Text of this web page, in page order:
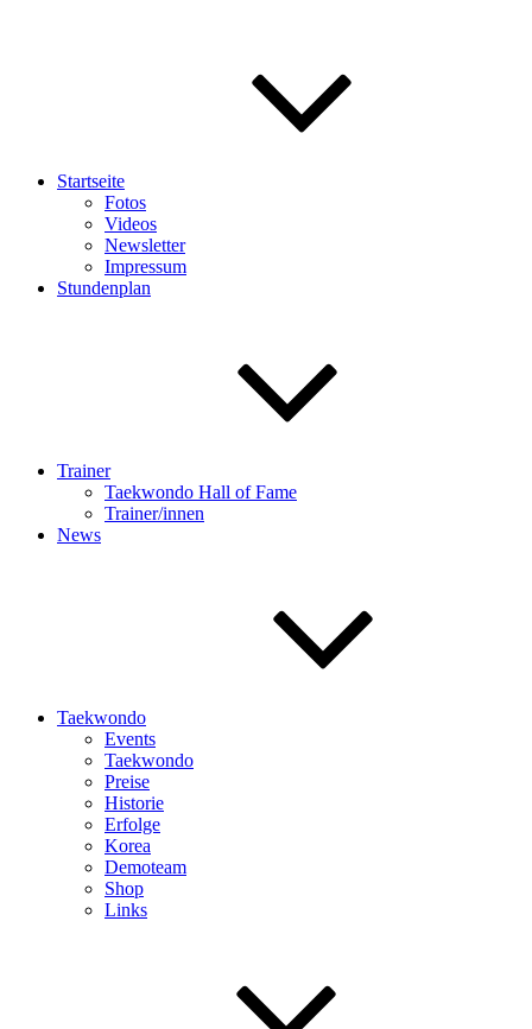
Startseite
Fotos
Videos
Newsletter
Impressum
Stundenplan
Trainer
Taekwondo Hall of Fame
Trainer/innen
News
Taekwondo
Events
Taekwondo
Preise
Historie
Erfolge
Korea
Demoteam
Shop
Links